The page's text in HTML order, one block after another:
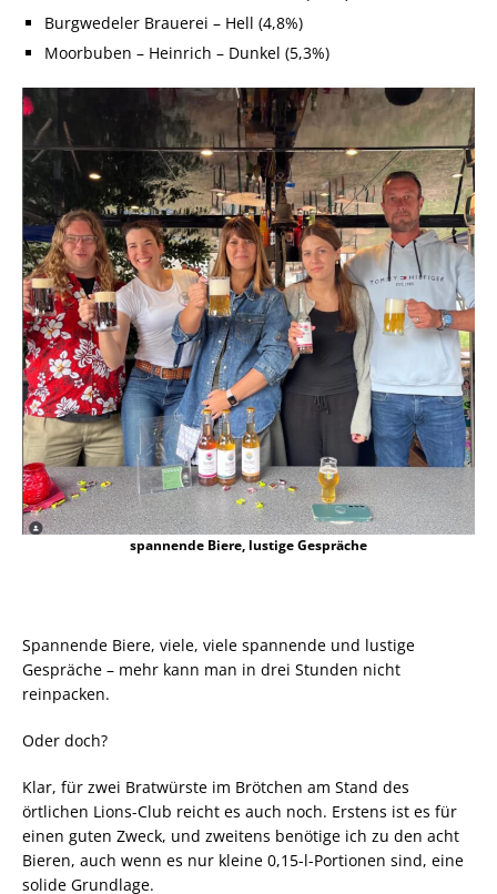
Burgwedeler Brauerei – Hell (4,8%)
Moorbuben – Heinrich – Dunkel (5,3%)
spannende Biere, lustige Gespräche
Spannende Biere, viele, viele spannende und lustige
Gespräche – mehr kann man in drei Stunden nicht
reinpacken.
Oder doch?
Klar, für zwei Bratwürste im Brötchen am Stand des
örtlichen Lions-Club reicht es auch noch. Erstens ist es für
einen guten Zweck, und zweitens benötige ich zu den acht
Bieren, auch wenn es nur kleine 0,15-l-Portionen sind, eine
solide Grundlage.